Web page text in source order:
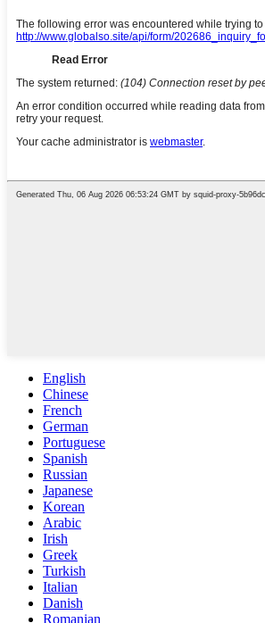
English
Chinese
French
German
Portuguese
Spanish
Russian
Japanese
Korean
Arabic
Irish
Greek
Turkish
Italian
Danish
Romanian